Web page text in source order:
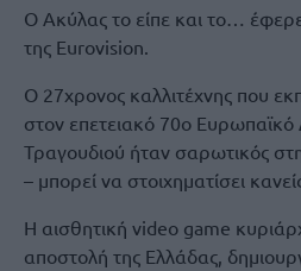
Ο Ακύλας το είπε και το…
της Eurovision.
Ο 27χρονος καλλιτέχνης που
στον επετειακό 70ο Ευρωπαϊκό
Τραγουδιού ήταν σαρωτικός
– μπορεί να στοιχηματίσει
Η αισθητική video game
αποστολή της Ελλάδας,